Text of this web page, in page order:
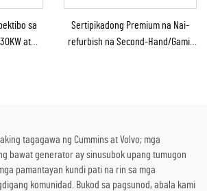
sa
at
Sertipikadong Premium na Nai-
refurbish na Second-Hand/Gamit
tagagawa ng Cummins at Volvo; mga
bawat generator ay sinusubok upang tumugon
pamantayan kundi pati na rin sa mga
komunidad. Bukod sa pagsunod, abala kami